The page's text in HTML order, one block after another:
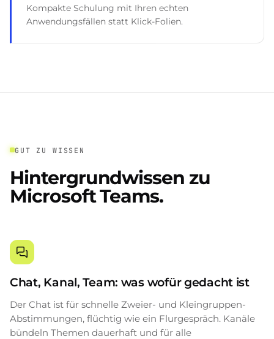
Kompakte Schulung mit Ihren echten
Anwendungsfällen statt Klick-Folien.
GUT ZU WISSEN
Hintergrundwissen zu
Microsoft Teams.
Chat, Kanal, Team: was wofür gedacht ist
Der Chat ist für schnelle Zweier- und Kleingruppen-
Abstimmungen, flüchtig wie ein Flurgespräch. Kanäle
bündeln Themen dauerhaft und für alle